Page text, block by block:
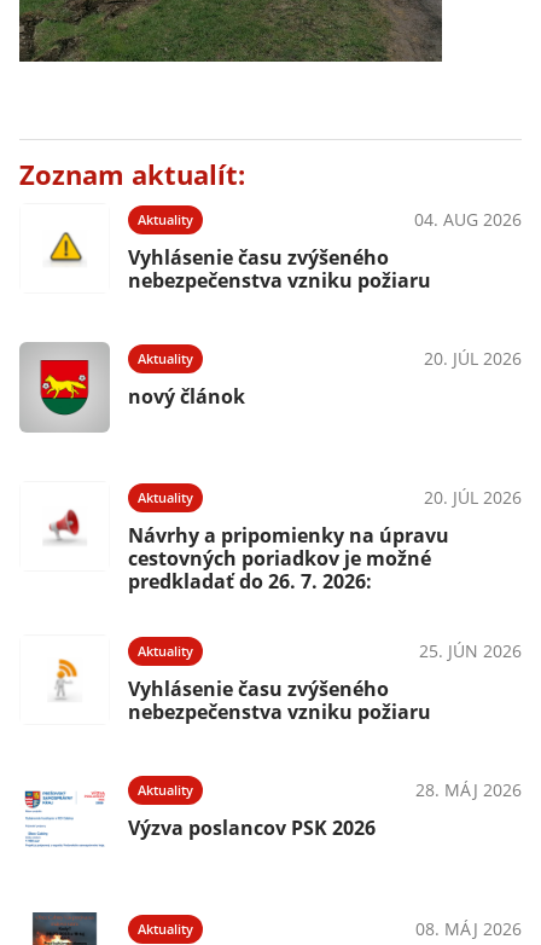
Zoznam aktualít:
Aktuality 04. AUG 2026
Vyhlásenie času zvýšeného
nebezpečenstva vzniku požiaru
Aktuality 20. JÚL 2026
nový článok
Aktuality 20. JÚL 2026
Návrhy a pripomienky na úpravu
cestovných poriadkov je možné
predkladať do 26. 7. 2026:
Aktuality 25. JÚN 2026
Vyhlásenie času zvýšeného
nebezpečenstva vzniku požiaru
Aktuality 28. MÁJ 2026
Výzva poslancov PSK 2026
Aktuality 08. MÁJ 2026